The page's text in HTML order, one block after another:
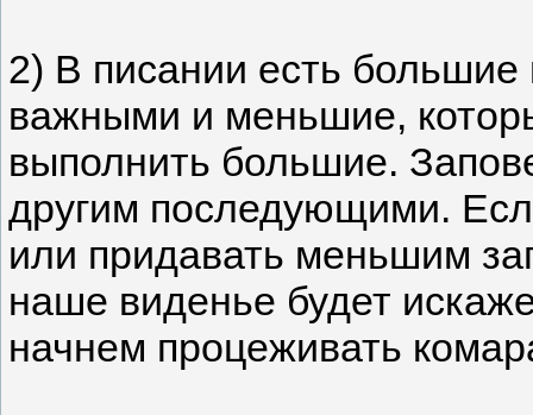
2) В писании есть
важными и меньшие,
выполнить большие.
другим последующими.
или придавать меньшим
наше виденье будет
начнем процеживать